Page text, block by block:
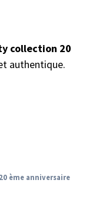
collection 20
authentique.
ème anniversaire